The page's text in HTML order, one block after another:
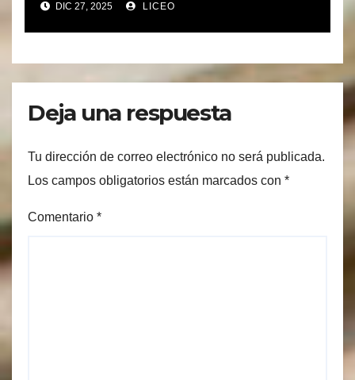
DIC 27, 2025 LICEO
Deja una respuesta
Tu dirección de correo electrónico no será publicada.
Los campos obligatorios están marcados con *
Comentario *